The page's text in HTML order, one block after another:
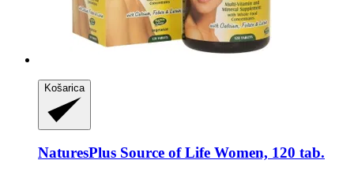
Košarica
NaturesPlus Source of Life Women, 120 tab.